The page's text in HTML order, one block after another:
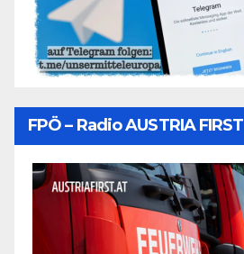
FPÖ – Radio AUSTRIA FIRST